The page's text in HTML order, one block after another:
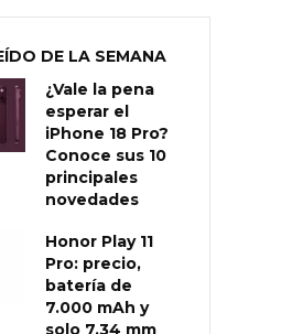
DE LA SEMANA
¿Vale la pena
esperar el
iPhone 18 Pro?
Conoce sus 10
principales
novedades
Honor Play 11
Pro: precio,
batería de
7.000 mAh y
solo 7,34 mm